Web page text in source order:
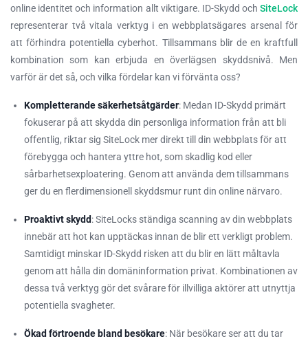
online identitet och information allt viktigare. ID-Skydd och SiteLock
representerar två vitala verktyg i en webbplatsägares arsenal för
att förhindra potentiella cyberhot. Tillsammans blir de en kraftfull
kombination som kan erbjuda en överlägsen skyddsnivå. Men
varför är det så, och vilka fördelar kan vi förvänta oss?
Kompletterande säkerhetsåtgärder: Medan ID-Skydd primärt
fokuserar på att skydda din personliga information från att bli
offentlig, riktar sig SiteLock mer direkt till din webbplats för att
förebygga och hantera yttre hot, som skadlig kod eller
sårbarhetsexploatering. Genom att använda dem tillsammans
ger du en flerdimensionell skyddsmur runt din online närvaro.
Proaktivt skydd: SiteLocks ständiga scanning av din webbplats
innebär att hot kan upptäckas innan de blir ett verkligt problem.
Samtidigt minskar ID-Skydd risken att du blir en lätt måltavla
genom att hålla din domäninformation privat. Kombinationen av
dessa två verktyg gör det svårare för illvilliga aktörer att utnyttja
potentiella svagheter.
Ökad förtroende bland besökare: När besökare ser att du tar